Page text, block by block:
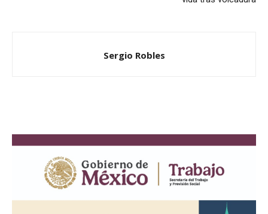
Sergio Robles